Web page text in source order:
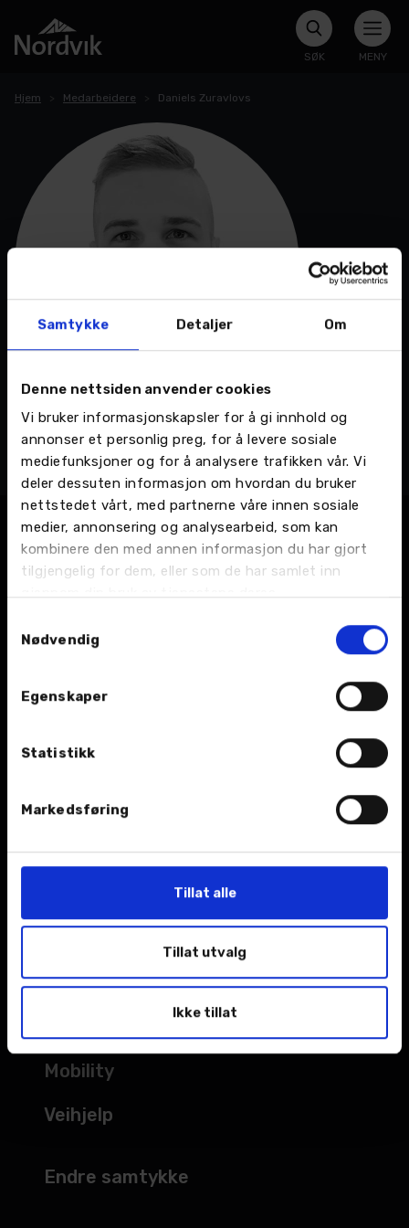
Samtykke Detaljer Om
Denne nettsiden anvender cookies
Vi bruker informasjonskapsler for å gi innhold og
annonser et personlig preg, for å levere sosiale
mediefunksjoner og for å analysere trafikken vår. Vi
deler dessuten informasjon om hvordan du bruker
nettstedet vårt, med partnerne våre innen sosiale
medier, annonsering og analysearbeid, som kan
kombinere den med annen informasjon du har gjort
tilgjengelig for dem, eller som de har samlet inn
gjennom din bruk av tjenestene deres.
Nødvendig
Egenskaper
Statistikk
Markedsføring
Tillat alle
Tillat utvalg
Ikke tillat
SØK MENY
Hjem Medarbeidere Daniels Zuravlovs
Daniels Zuravlovs
Bilskadereparatør
Ulvsvåg - Hamarøyveien 5679, Bilskade og lakk
Nybil
Bruktbil
Verksted
Mobility
Veihjelp
Endre samtykke